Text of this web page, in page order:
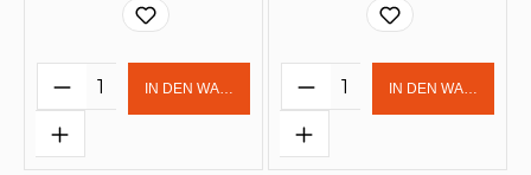
Produkt Anzahl: Gib den
IN DEN WARENKORB Produkt Anzahl:
IN DEN